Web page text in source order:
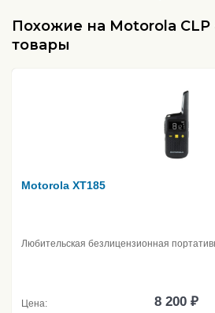
Похожие на Motorola
товары
Motorola XT185
Любительская безлицензионная
Цена: 8 200 ₽